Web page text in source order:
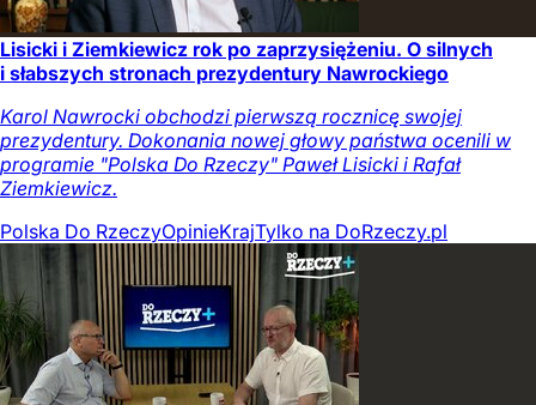
Lisicki i Ziemkiewicz rok po zaprzysiężeniu. O silnych
i słabszych stronach prezydentury Nawrockiego
Karol Nawrocki obchodzi pierwszą rocznicę swojej
prezydentury. Dokonania nowej głowy państwa ocenili w
programie "Polska Do Rzeczy" Paweł Lisicki i Rafał
Ziemkiewicz.
Polska Do RzeczyOpinieKrajTylko na DoRzeczy.pl